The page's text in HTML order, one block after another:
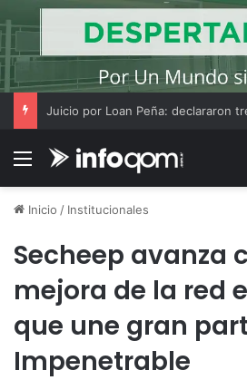
Menú
Inicio / Institucionales
Secheep avanza
mejora de la red
que une gran
Impenetrable